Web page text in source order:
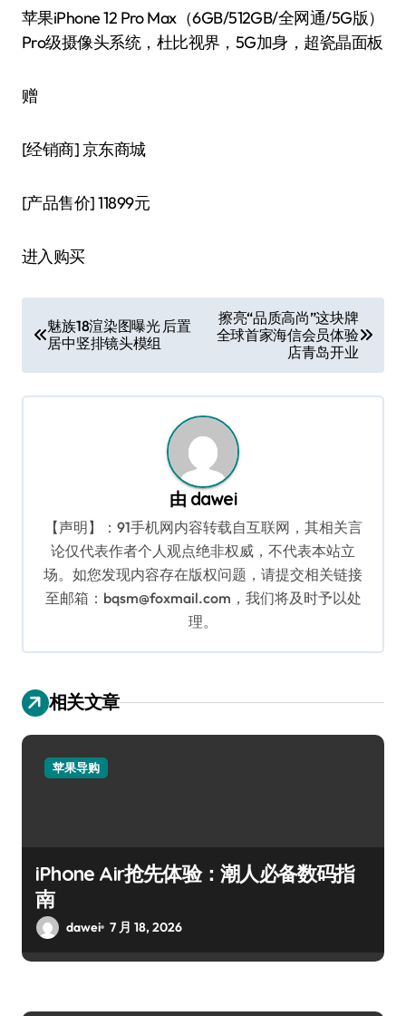
苹果iPhone 12 Pro Max（6GB/512GB/全网通/5G版）
Pro级摄像头系统，杜比视界，5G加身，超瓷晶面板
赠
[经销商]京东商城
[产品售价]11899元
进入购买
章
导
航
魅族18渲染图曝光 后置
居中竖排镜头模组
擦亮“品质高尚”这块牌
全球首家海信会员体验
店青岛开业
由 dawei
【声明】：91手机网内容转载自互联网，其相关言
论仅代表作者个人观点绝非权威，不代表本站立
场。如您发现内容存在版权问题，请提交相关链接
至邮箱：bqsm@foxmail.com，我们将及时予以处
理。
相关文章
苹果导购
iPhone Air抢先体验：潮人必备数码指
南
dawei 7 月 18, 2026